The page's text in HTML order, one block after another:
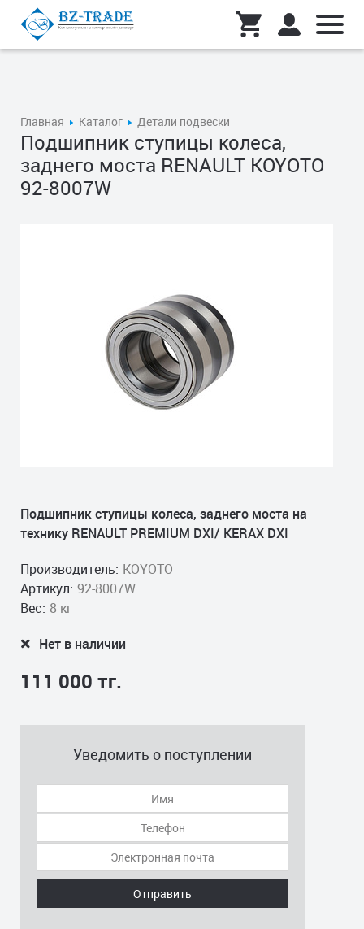
Главная Каталог Детали подвески
Подшипник ступицы колеса,
заднего моста RENAULT KOYOTO
92-8007W
Подшипник ступицы колеса, заднего моста на
технику RENAULT PREMIUM DXI/ KERAX DXI
Производитель: KOYOTO
Артикул: 92-8007W
Вес: 8 кг
Нет в наличии
111 000 тг.
Уведомить о поступлении
Отправить